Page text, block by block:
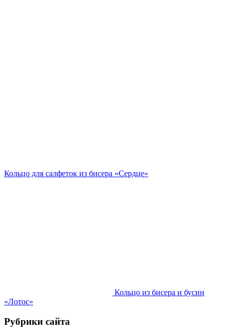
Кольцо для салфеток из бисера «Сердце»
Кольцо из бисера и бусин
«Лотос»
Рубрики сайта